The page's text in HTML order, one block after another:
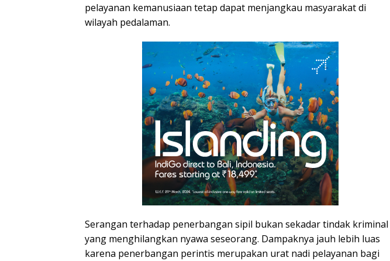
pelayanan kemanusiaan tetap dapat menjangkau masyarakat di
wilayah pedalaman.
Serangan terhadap penerbangan sipil bukan sekadar tindak kriminal
yang menghilangkan nyawa seseorang. Dampaknya jauh lebih luas
karena penerbangan perintis merupakan urat nadi pelayanan bagi